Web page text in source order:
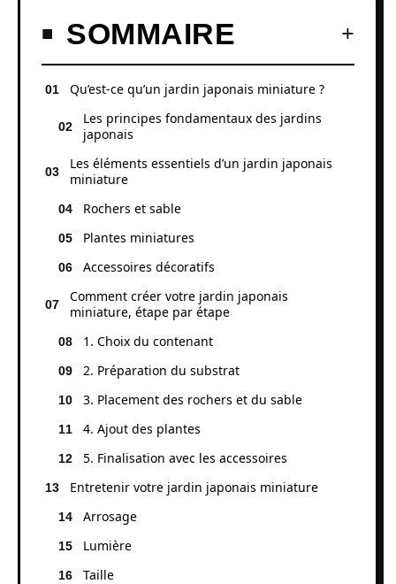
SOMMAIRE
Qu’est-ce qu’un jardin japonais miniature ?
Les principes fondamentaux des jardins
japonais
Les éléments essentiels d’un jardin japonais
miniature
Rochers et sable
Plantes miniatures
Accessoires décoratifs
Comment créer votre jardin japonais
miniature, étape par étape
1. Choix du contenant
2. Préparation du substrat
3. Placement des rochers et du sable
4. Ajout des plantes
5. Finalisation avec les accessoires
Entretenir votre jardin japonais miniature
Arrosage
Lumière
Taille